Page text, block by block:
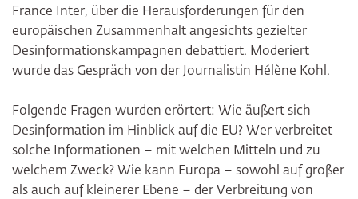
France Inter, über die Herausforderungen für den
europäischen Zusammenhalt angesichts gezielter
Desinformationskampagnen debattiert. Moderiert
wurde das Gespräch von der Journalistin Hélène Kohl.
Folgende Fragen wurden erörtert: Wie äußert sich
Desinformation im Hinblick auf die EU? Wer verbreitet
solche Informationen – mit welchen Mitteln und zu
welchem Zweck? Wie kann Europa – sowohl auf großer
als auch auf kleinerer Ebene – der Verbreitung von